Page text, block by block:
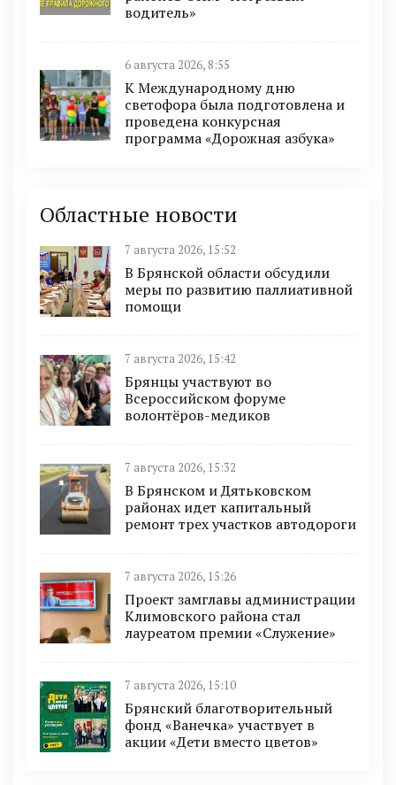
водитель»
6 августа 2026, 8:55
К Международному дню
светофора была подготовлена и
проведена конкурсная
программа «Дорожная азбука»
Областные новости
7 августа 2026, 15:52
В Брянской области обсудили
меры по развитию паллиативной
помощи
7 августа 2026, 15:42
Брянцы участвуют во
Всероссийском форуме
волонтёров-медиков
7 августа 2026, 15:32
В Брянском и Дятьковском
районах идет капитальный
ремонт трех участков автодороги
7 августа 2026, 15:26
Проект замглавы администрации
Климовского района стал
лауреатом премии «Служение»
7 августа 2026, 15:10
Брянский благотворительный
фонд «Ванечка» участвует в
акции «Дети вместо цветов»